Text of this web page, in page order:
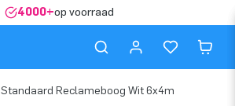
4000+op voorraad
Standaard Reclameboog Wit 6x4m